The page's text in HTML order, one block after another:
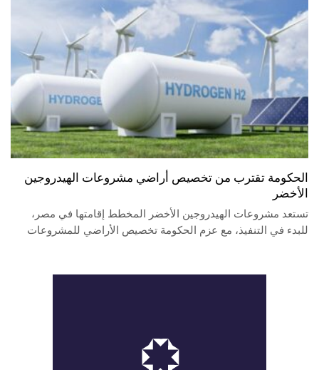
الحكومة تقترب من تخصيص أراضي مشروعات الهيدروجين
الأخضر
تستعد مشروعات الهيدروجين الأخضر المخطط إقامتها في مصر،
للبدء في التنفيذ، مع عزم الحكومة تخصيص الأراضي للمشروعات